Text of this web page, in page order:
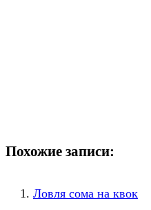
Похожие записи:
Ловля сома на квок